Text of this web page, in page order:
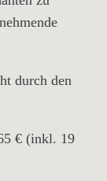
durch den
€ (inkl. 19